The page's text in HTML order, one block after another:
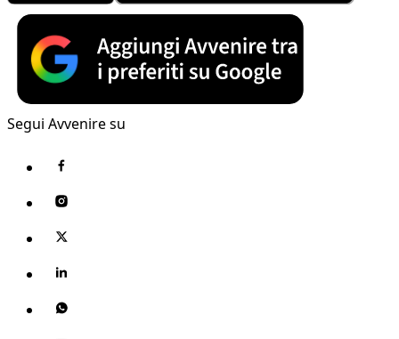
Segui Avvenire su